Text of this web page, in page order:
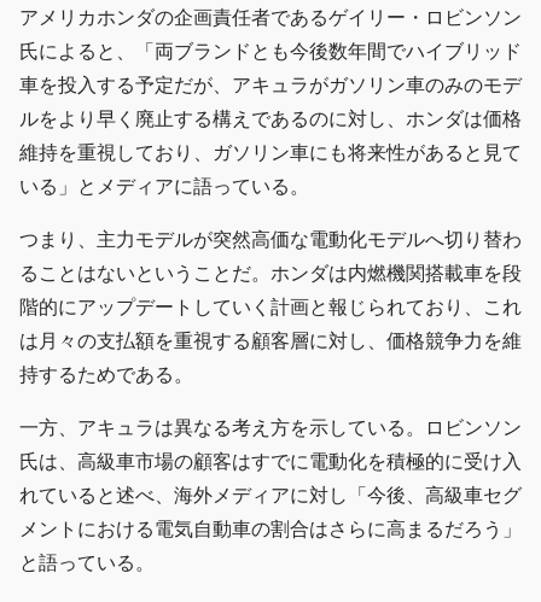
アメリカホンダの企画責任者であるゲイリー・ロビンソン
氏によると、「両ブランドとも今後数年間でハイブリッド
車を投入する予定だが、アキュラがガソリン車のみのモデ
ルをより早く廃止する構えであるのに対し、ホンダは価格
維持を重視しており、ガソリン車にも将来性があると見て
いる」とメディアに語っている。
つまり、主力モデルが突然高価な電動化モデルへ切り替わ
ることはないということだ。ホンダは内燃機関搭載車を段
階的にアップデートしていく計画と報じられており、これ
は月々の支払額を重視する顧客層に対し、価格競争力を維
持するためである。
一方、アキュラは異なる考え方を示している。ロビンソン
氏は、高級車市場の顧客はすでに電動化を積極的に受け入
れていると述べ、海外メディアに対し「今後、高級車セグ
メントにおける電気自動車の割合はさらに高まるだろう」
と語っている。